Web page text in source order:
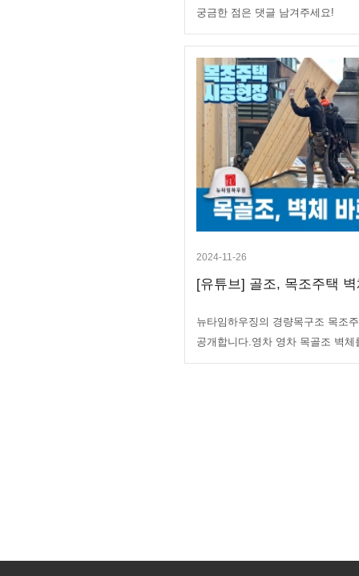
궁금한 점은 댓글 남겨주세요!
2024-11-26
[유튜브] 골조, 목조주택
뉴타임하우징의 경량목구조 목조
공개합니다.영차 영차 목골조 벽